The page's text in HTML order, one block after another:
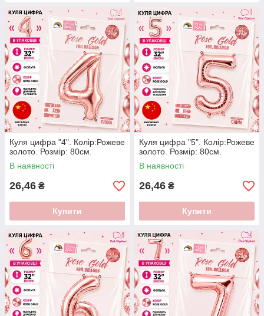
Куля цифра "4". Колір:Рожеве
золото. Розмір: 80см.
В наявності
26,46 ₴
Купити
Куля цифра "5". Колір:Рожеве
золото. Розмір: 80см.
В наявності
26,46 ₴
Купити